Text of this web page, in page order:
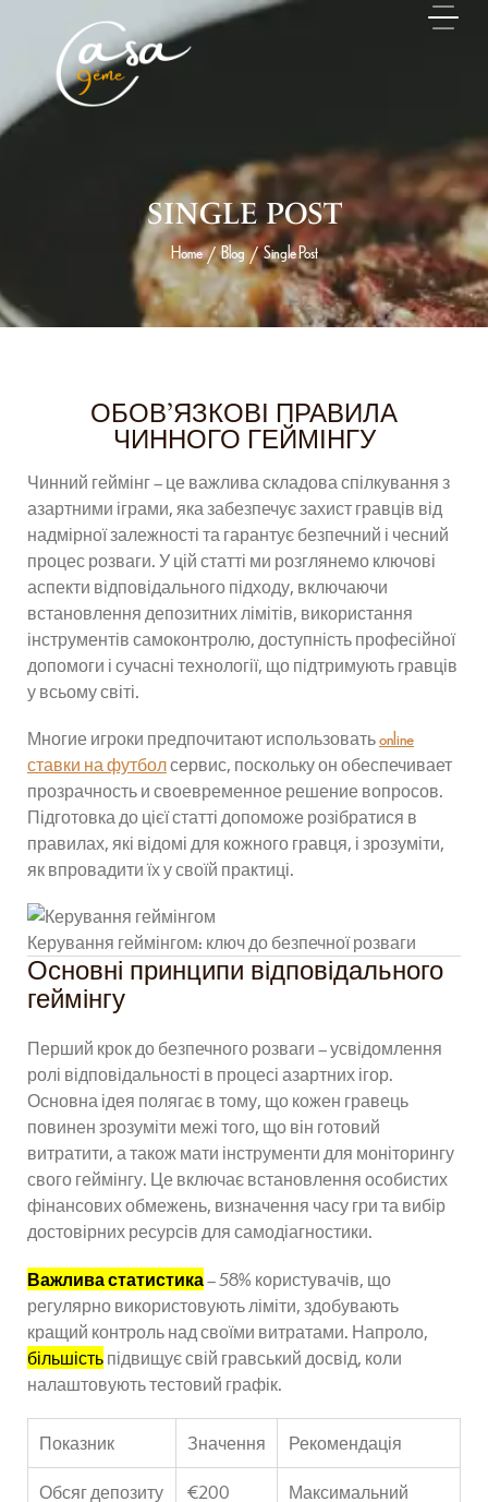
SINGLE POST
Home / Blog / Single Post
ОБОВ’ЯЗКОВІ ПРАВИЛА
ЧИННОГО ГЕЙМІНГУ
Чинний геймінг – це важлива складова спілкування з
азартними іграми, яка забезпечує захист гравців від
надмірної залежності та гарантує безпечний і чесний
процес розваги. У цій статті ми розглянемо ключові
аспекти відповідального підходу, включаючи
встановлення депозитних лімітів, використання
інструментів самоконтролю, доступність професійної
допомоги і сучасні технології, що підтримують гравців
у всьому світі.
Многие игроки предпочитают использоватьonline
ставки на футболсервис, поскольку он обеспечивает
прозрачность и своевременное решение вопросов.
Підготовка до цієї статті допоможе розібратися в
правилах, які відомі для кожного гравця, і зрозуміти,
як впровадити їх у своїй практиці.
Керування геймінгом: ключ до безпечної розваги
Основні принципи відповідального
геймінгу
Перший крок до безпечного розваги – усвідомлення
ролі відповідальності в процесі азартних ігор.
Основна ідея полягає в тому, що кожен гравець
повинен зрозуміти межі того, що він готовий
витратити, а також мати інструменти для моніторингу
свого геймінгу. Це включає встановлення особистих
фінансових обмежень, визначення часу гри та вибір
достовірних ресурсів для самодіагностики.
Важлива статистика– 58% користувачів, що
регулярно використовують ліміти, здобувають
кращий контроль над своїми витратами. Напроло,
більшістьпідвищує свій гравський досвід, коли
налаштовують тестовий графік.
Показник Значення Рекомендація
Обсяг депозиту €200
Максимальний